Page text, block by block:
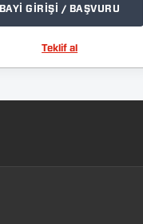
BAYİ GİRİŞİ / BAŞVURU
Teklif al